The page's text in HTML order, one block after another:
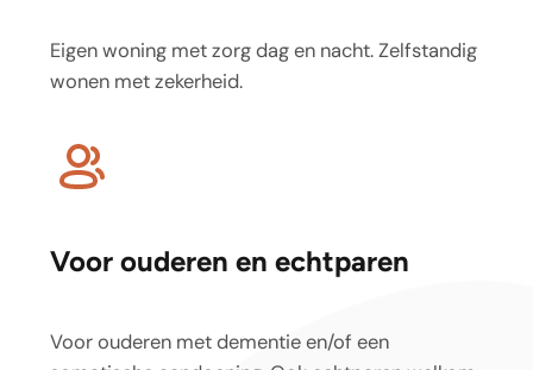
Eigen woning met zorg dag en nacht. Zelfstandig
wonen met zekerheid.
Voor ouderen en echtparen
Voor ouderen met dementie en/of een